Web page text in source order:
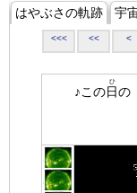
はやぶさの軌跡 宇
<<< << <
♪この日
ひ
の